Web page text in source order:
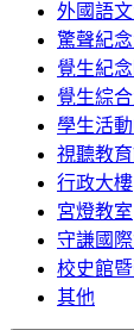
外國語
驚聲紀
覺生紀
覺生綜
學生活
視聽教
行政大樓
宮燈教室
守謙國
校史館
其他